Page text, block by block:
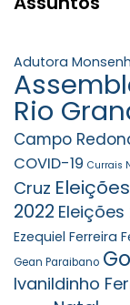
Adutora
Rio
Campo
COVID-19 Currais
Cruz
2022
Ezequiel Ferreira
Gean Paraibano
Ivanildinho